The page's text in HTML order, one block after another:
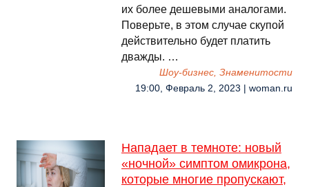
их более дешевыми аналогами.
Поверьте, в этом случае скупой
действительно будет платить
дважды. …
Шоу-бизнес, Знаменитости
19:00, Февраль 2, 2023 | woman.ru
Нападает в темноте: новый
«ночной» симптом омикрона,
которые многие пропускают,